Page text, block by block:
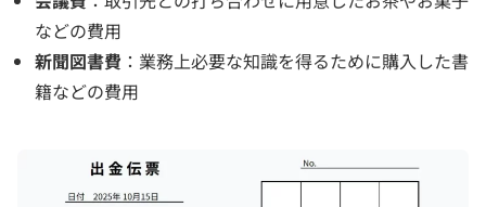
などの費用
新聞図書費 ：業務上必要な知識を得るために購入した書
籍などの費用